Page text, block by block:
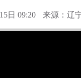
日 09:20 来源：辽